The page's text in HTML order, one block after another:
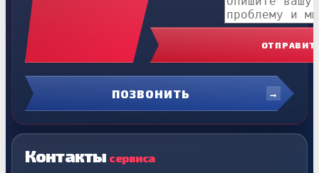
ПОЗВОНИТЬ
Контакты сервиса